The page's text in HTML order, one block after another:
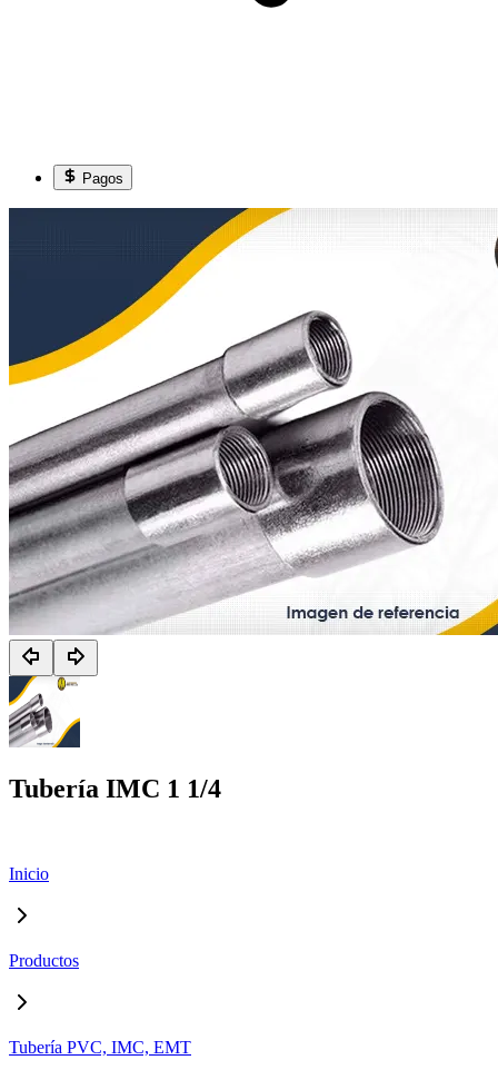
Pagos
Tubería IMC 1 1/4
Inicio
Productos
Tubería PVC, IMC, EMT